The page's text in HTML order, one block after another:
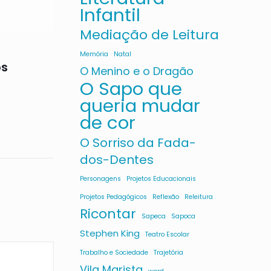
Infantil
Mediação de Leitura
Memória Natal
O Menino e o Dragão
O Sapo que
queria mudar
de cor
O Sorriso da Fada-
dos-Dentes
Personagens
Projetos Educacionais
Projetos Pedagógicos
Reflexão Releitura
Ricontar Sapeca Sapoca
Stephen King
Teatro Escolar
Trabalho e Sociedade
Trajetória